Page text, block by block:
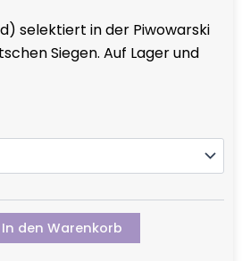
bis
€ 49,95
selektiert in der Piwowarski
Siegen. Auf Lager und
In den Warenkorb